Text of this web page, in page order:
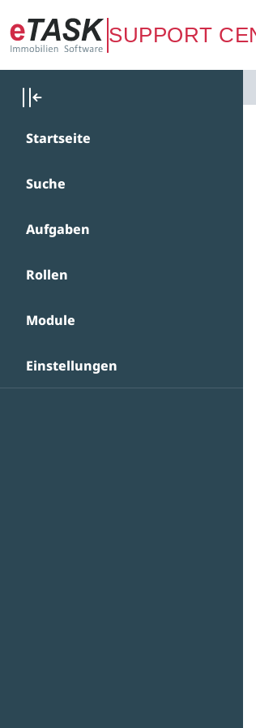
Zum Hauptinhalt springen
SUPPORT
Startseite
Suche
Aufgaben
Rollen
Module
Einstellungen